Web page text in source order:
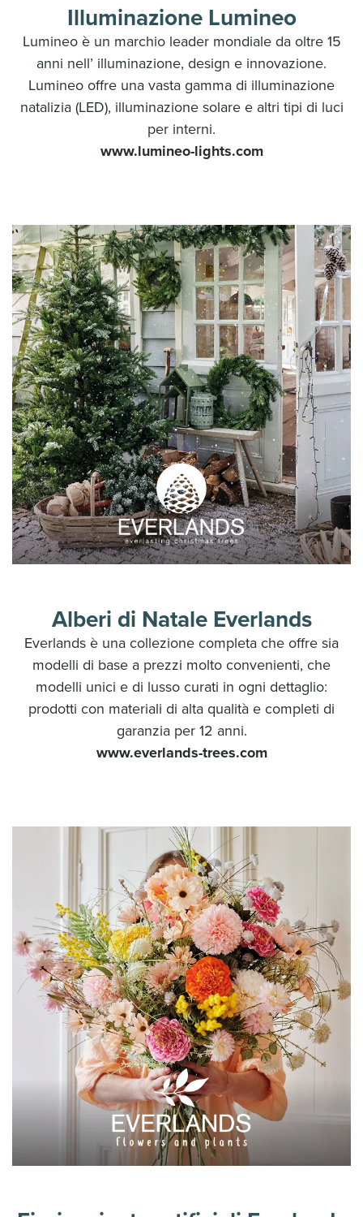
Illuminazione Lumineo
Lumineo è un marchio leader mondiale da oltre 15
anni nell’ illuminazione, design e innovazione.
Lumineo offre una vasta gamma di illuminazione
natalizia (LED), illuminazione solare e altri tipi di luci
per interni.
www.lumineo-lights.com
Alberi di Natale Everlands
Everlands è una collezione completa che offre sia
modelli di base a prezzi molto convenienti, che
modelli unici e di lusso curati in ogni dettaglio:
prodotti con materiali di alta qualità e completi di
garanzia per 12 anni.
www.everlands-trees.com